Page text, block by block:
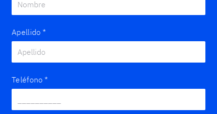
Apellido *
Teléfono *